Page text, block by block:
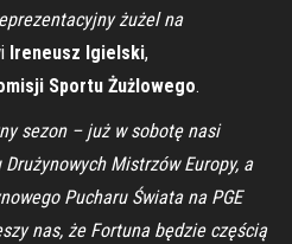
żużel na
Ireneusz Igielski,
Sportu Żużlowego.
sezon – już w sobotę nasi
Mistrzów Europy, a
Pucharu Świata na PGE
nas, że Fortuna będzie częścią